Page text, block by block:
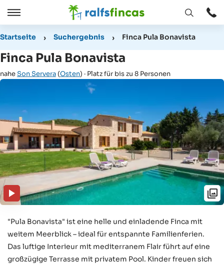
Öffnen
Schließen
Fenster
Startseite Suchergebnis Finca Pula Bonavista
Finca Pula Bonavista
naheSon Servera (Osten) · Platz für bis zu 8 Personen
"Pula Bonavista" ist eine helle und einladende Finca mit
weitem Meerblick – ideal für entspannte Familienferien.
Das luftige Interieur mit mediterranem Flair führt auf eine
großzügige Terrasse mit privatem Pool. Kinder freuen sich